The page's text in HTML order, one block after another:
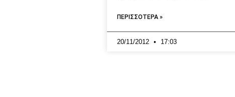
ΠΕΡΙΣΣΟΤΕΡΑ »
20/11/2012 17:03